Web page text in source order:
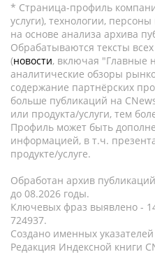
* Страница-профиль
услуги), технологии,
на основе анализа архива
Обрабатываются тексты
(новости, включая "Главные
аналитические обзоры
содержание партнёрских
больше публикаций на
или продукта/услуги, тем
Профиль может быть
информацией, в т.ч.
продукте/услуге.
Обработан архив
до 08.2026 годы.
Ключевых фраз выявлено -
724937.
Создано именных
Редакция Индексной книги